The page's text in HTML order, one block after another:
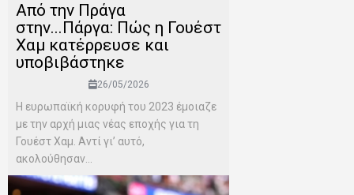
Από την Πράγα
στην...Πάργα: Πώς η Γουέστ
Χαμ κατέρρευσε και
υποβιβάστηκε
26/05/2026
Η ευρωπαϊκή κορυφή του 2023 έμοιαζε
με την αρχή μιας νέας εποχής για τη
Γουέστ Χαμ. Αντί γι’ αυτό,
ακολούθησαν...